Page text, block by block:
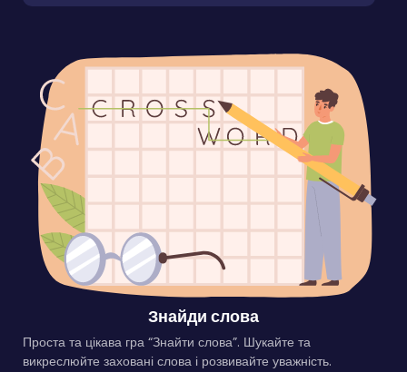
Знайди слова
Проста та цікава гра “Знайти слова”. Шукайте та
викреслюйте заховані слова і розвивайте уважність.